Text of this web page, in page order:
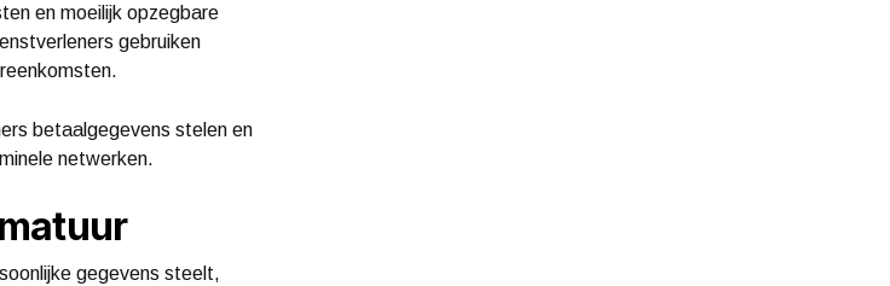
en moeilijk opzegbare
gebruiken
betaalgegevens stelen en
netwerken.
gegevens steelt,